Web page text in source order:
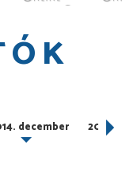
december 2014.